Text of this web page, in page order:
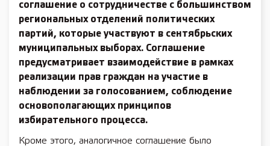
соглашение о сотрудничестве с большинством
региональных отделений политических
партий, которые участвуют в сентябрьских
муниципальных выборах. Соглашение
предусматривает взаимодействие в рамках
реализации прав граждан на участие в
наблюдении за голосованием, соблюдение
основополагающих принципов
избирательного процесса.
Кроме этого, аналогичное соглашение было